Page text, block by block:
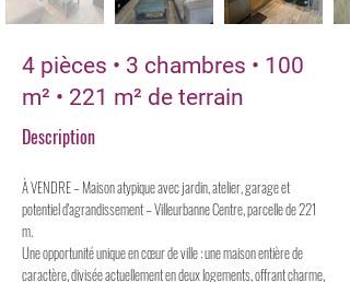
4 pièces • 3 chambres • 100
m² • 221 m² de terrain
Description
À VENDRE – Maison atypique avec jardin, atelier, garage et
potentiel d'agrandissement – Villeurbanne Centre, parcelle de 221
m.
Une opportunité unique en cœur de ville : une maison entière de
caractère, divisée actuellement en deux logements, offrant charme,